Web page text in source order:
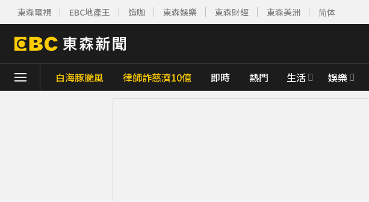
東森電視 EBC地產王 造咖 東森娛樂 東森財經 東森美洲 简体
白海豚颱風 律師詐慈濟10億 即時 熱門 生活 娛樂